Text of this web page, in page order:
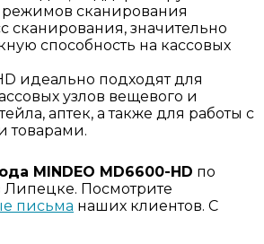
режимов сканирования
сканирования, значительно
способность на кассовых
идеально подходят для
узлов вещевого и
аптек, а также для работы с
товарами.
MINDEO MD6600-HD по
Посмотрите
письма наших клиентов. С